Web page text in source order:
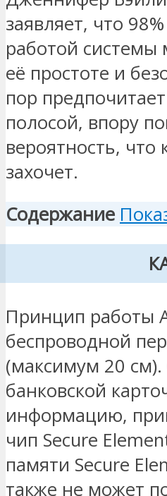
заявляет, что
работой системы
её простоте и
пор
полосой, впору
вероятность,
захочет.
Содержание
Принцип работы
беспроводной
(максимум 20
банковской
информацию,
чип Secure
памяти Secure
также не может